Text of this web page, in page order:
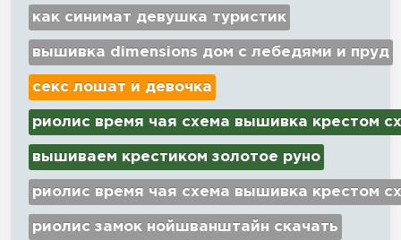
как синимат девушка туристик
вышивка dimensions дом с лебедями и пруд
секс лошат и девочка
риолис время чая схема вышивка крестом
вышиваем крестиком золотое руно
риолис время чая схема вышивка крестом
риолис замок нойшванштайн скачать